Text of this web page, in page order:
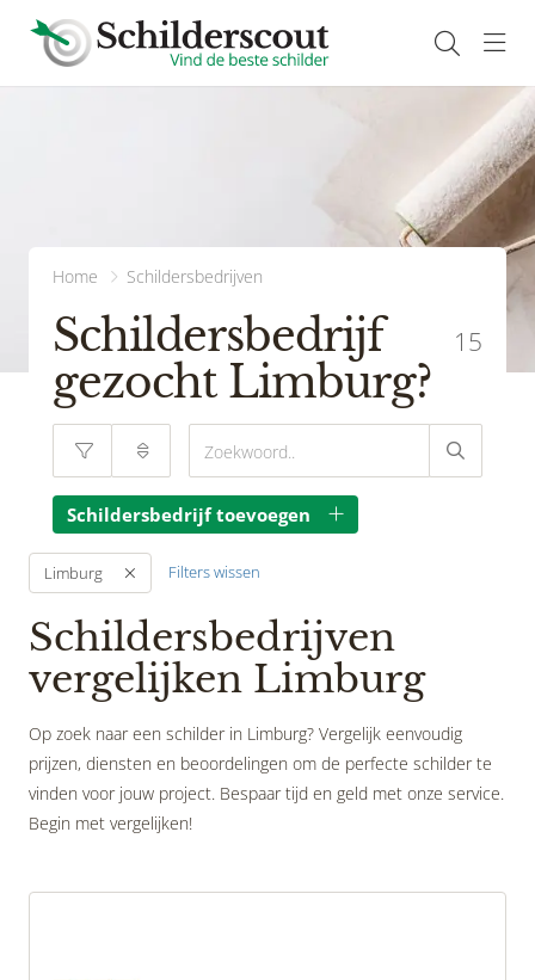
Home Schildersbedrijven
Schildersbedrijf
gezocht Limburg?
15
Schildersbedrijf toevoegen
Limburg Filters wissen
Schildersbedrijven
vergelijken Limburg
Op zoek naar een schilder in Limburg? Vergelijk eenvoudig
prijzen, diensten en beoordelingen om de perfecte schilder te
vinden voor jouw project. Bespaar tijd en geld met onze service.
Begin met vergelijken!